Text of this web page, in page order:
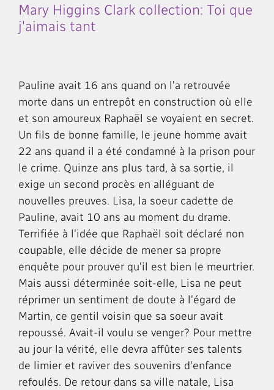
Mary Higgins Clark collection: Toi que
j'aimais tant
Pauline avait 16 ans quand on l'a retrouvée
morte dans un entrepôt en construction où elle
et son amoureux Raphaël se voyaient en secret.
Un fils de bonne famille, le jeune homme avait
22 ans quand il a été condamné à la prison pour
le crime. Quinze ans plus tard, à sa sortie, il
exige un second procès en alléguant de
nouvelles preuves. Lisa, la soeur cadette de
Pauline, avait 10 ans au moment du drame.
Terrifiée à l'idée que Raphaël soit déclaré non
coupable, elle décide de mener sa propre
enquête pour prouver qu'il est bien le meurtrier.
Mais aussi déterminée soit-elle, Lisa ne peut
réprimer un sentiment de doute à l'égard de
Martin, ce gentil voisin que sa soeur avait
repoussé. Avait-il voulu se venger? Pour mettre
au jour la vérité, elle devra affûter ses talents
de limier et raviver des souvenirs d'enfance
refoulés. De retour dans sa ville natale, Lisa